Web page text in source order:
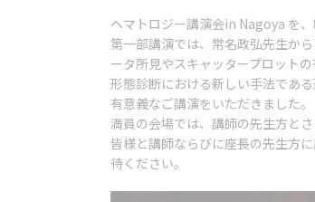
ヘマトロジー講演会in Nagoya を
第一部講演では、常名政弘先生か
ータ所見やスキャッタープロット
形態診断における新しい手法であ
有意義なご講演をいただきました。
満員の会場では、講師の先生方と
皆様と講師ならびに座長の先生方
待ください。